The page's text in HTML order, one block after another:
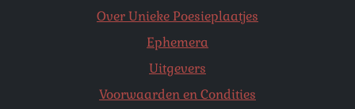
Over Unieke Poesieplaatjes
Ephemera
Uitgevers
Voorwaarden en Condities